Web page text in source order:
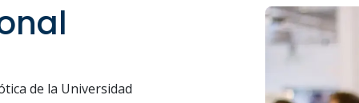
de la Universidad